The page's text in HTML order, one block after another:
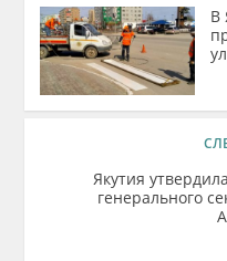
В
Якутия
генерального